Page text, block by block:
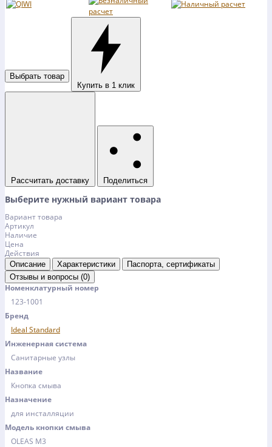
Выбрать товар
Купить в 1 клик
Рассчитать доставку Поделиться
Выберите нужный вариант товара
Вариант товара
Артикул
Наличие
Цена
Действия
Описание Характеристики
Паспорта, сертификаты
Отзывы и вопросы (0)
Номенклатурный номер
123-1001
Бренд
Ideal Standard
Инженерная система
Санитарные узлы
Название
Кнопка смыва
Назначение
для инсталляции
Модель кнопки смыва
OLEAS M3